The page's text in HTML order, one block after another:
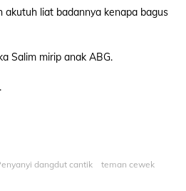
akutuh liat badannya kenapa bagus
Salim mirip anak ABG.
dangdut cantik
teman cewek